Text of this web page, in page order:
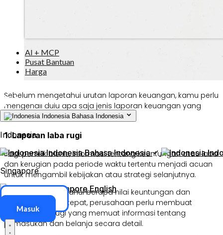
AI + MCP
Pusat Bantuan
Harga
Indonesia Bahasa Indonesia
Indonesia
Indonesia Bahasa Indonesia
Singapore
Singapore English
Masuk
Sebelum mengetahui urutan laporan keuangan, kamu perlu
mengenali dulu apa saja jenis laporan keuangan yang
umum digunakan:
1. Laporan laba rugi
Bagi pemilik bisnis, informasi tentang keuntungan atau laba
dan kerugian pada periode waktu tertentu menjadi acuan
untuk mengambil kebijakan atau strategi selanjutnya.
Agar bisa mengetahui berapa nilai keuntungan dan
kerugian dengan tepat, perusahaan perlu membuat
laporan laba rugi yang memuat informasi tentang
pemasukan dan belanja secara detail.